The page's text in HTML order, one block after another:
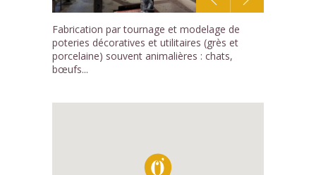
1 /3
Fabrication par tournage et modelage de
poteries décoratives et utilitaires (grès et
porcelaine) souvent animalières : chats,
bœufs...